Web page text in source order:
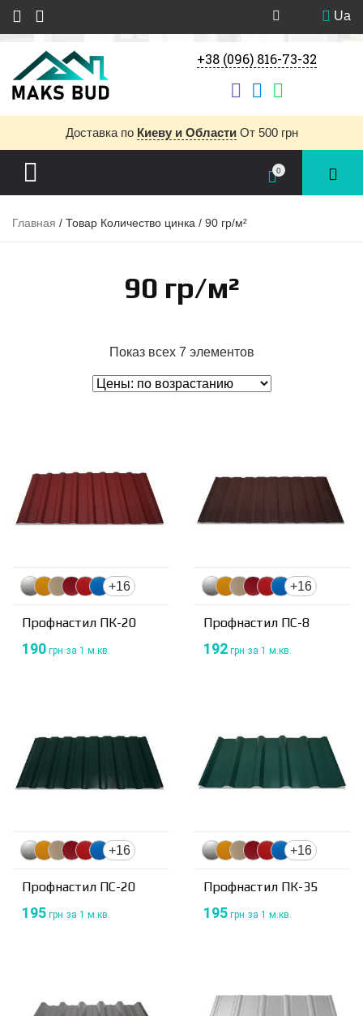
Ua
+38 (096) 816-73-32
Доставка по Киеву и Области От 500 грн
0
Главная / Товар Количество цинка / 90 гр/м²
90 гр/м²
Показ всех 7 элементов
+16
Профнастил ПК-20
190 грн за 1 м.кв.
+16
Профнастил ПС-8
192 грн за 1 м.кв.
+16
Профнастил ПС-20
195 грн за 1 м.кв.
+16
Профнастил ПК-35
195 грн за 1 м.кв.